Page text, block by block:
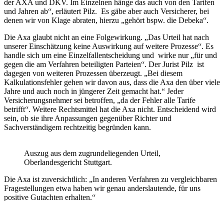
der AXA und DKV. Im Einzelnen hänge das auch von den Tarifen
und Jahren ab“, erläutert Pilz. Es gäbe aber auch Versicherer, bei
denen wir von Klage abraten, hierzu „gehört bspw. die Debeka“.
Die Axa glaubt nicht an eine Folgewirkung. „Das Urteil hat nach
unserer Einschätzung keine Auswirkung auf weitere Prozesse“. Es
handle sich um eine Einzelfallentscheidung und wirke nur „für und
gegen die am Verfahren beteiligten Parteien“. Der Jurist Pilz ist
dagegen von weiteren Prozessen überzeugt. „Bei diesem
Kalkulationsfehler gehen wir davon aus, dass die Axa den über viele
Jahre und auch noch in jüngerer Zeit gemacht hat.“ Jeder
Versicherungsnehmer sei betroffen, „da der Fehler alle Tarife
betrifft“. Weitere Rechtsmittel hat die Axa nicht. Entscheidend wird
sein, ob sie ihre Anpassungen gegenüber Richter und
Sachverständigem rechtzeitig begründen kann.
Auszug aus dem zugrundeliegenden Urteil,
Oberlandesgericht Stuttgart.
Die Axa ist zuversichtlich: „In anderen Verfahren zu vergleichbaren
Fragestellungen etwa haben wir genau anderslautende, für uns
positive Gutachten erhalten.“